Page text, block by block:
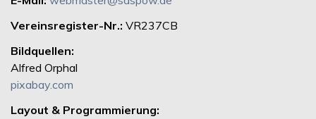
Vereinsregister-Nr.: VR237CB
Bildquellen:
Alfred Orphal
pixabay.com
Layout & Programmierung: